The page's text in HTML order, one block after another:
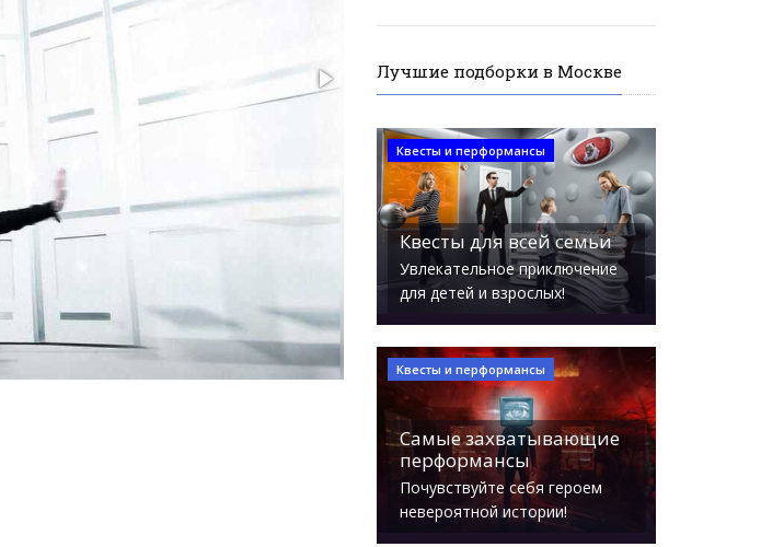
Лучшие подборки в Москве
Квесты и перформансы
Квесты для всей семьи
Увлекательное приключение
для детей и взрослых!
Квесты и перформансы
Самые захватывающие
перформансы
Почувствуйте себя героем
невероятной истории!